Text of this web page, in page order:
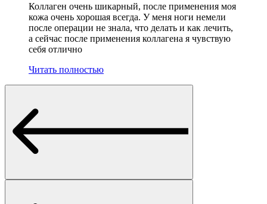
Коллаген очень шикарный, после применения моя
кожа очень хорошая всегда. У меня ноги немели
после операции не знала, что делать и как лечить,
а сейчас после применения коллагена я чувствую
себя отлично
Читать полностью